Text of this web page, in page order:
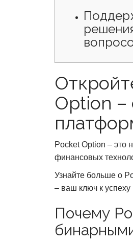
Option –
Pocket Option – это
финансовых
Узнайте больше о
– ваш ключ к
Почему